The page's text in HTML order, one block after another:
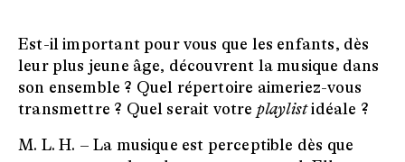
Est-il important pour vous que les enfants, dès
leur plus jeune âge, découvrent la musique dans
son ensemble ? Quel répertoire aimeriez-vous
transmettre ? Quel serait votre playlistidéale ?
M. L. H. – La musique est perceptible dès que